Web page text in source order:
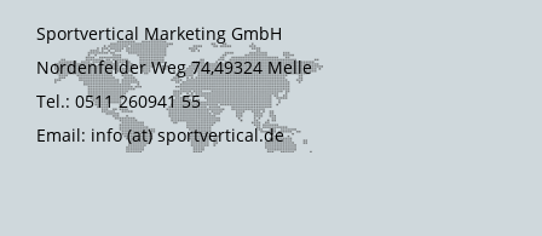
Sportvertical Marketing GmbH
Nordenfelder Weg 74,49324 Melle
Tel.: 0511 260941 55
Email: info (at) sportvertical.de